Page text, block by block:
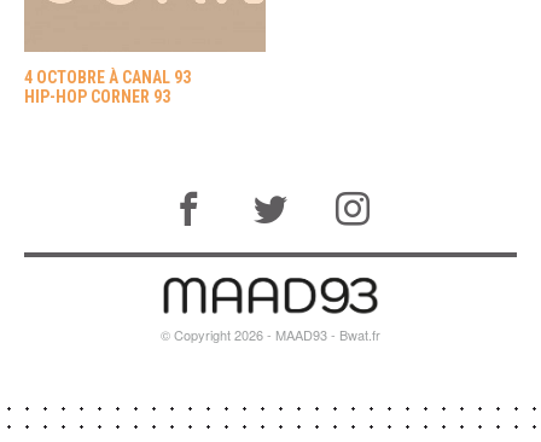
4 OCTOBRE À CANAL 93
HIP-HOP CORNER 93
© Copyright 2026 - MAAD93 - Bwat.fr